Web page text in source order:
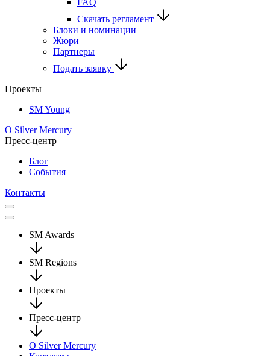
FAQ
Скачать регламент
Блоки и номинации
Жюри
Партнеры
Подать заявку
Проекты
SM Young
О Silver Mercury
Пресс-центр
Блог
События
Контакты
SM Awards
SM Regions
Проекты
Пресс-центр
О Silver Mercury